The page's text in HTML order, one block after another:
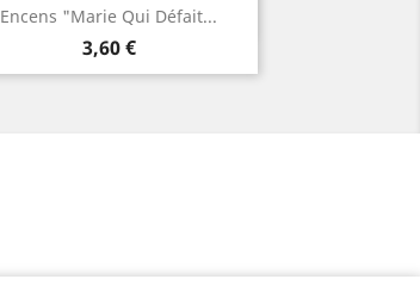
Encens "Marie Qui Défait...
Prix
3,60 €
 Aperçu rapide